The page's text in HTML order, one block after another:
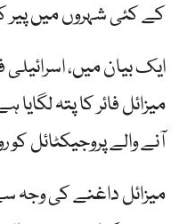
کے کئی شہروں میں پیر
ایک بیان میں،
میزائل فائر کا پتہ
آنے والے پروجیکٹائل
میزائل داغنے کی وجہ